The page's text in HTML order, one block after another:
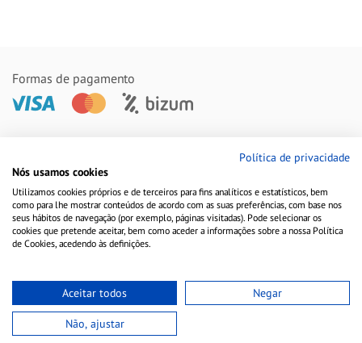
Formas de pagamento
Aviso Legal Política de Cookies
Política de privacidade
Nós usamos cookies
Utilizamos cookies próprios e de terceiros para fins analíticos e estatísticos, bem
como para lhe mostrar conteúdos de acordo com as suas preferências, com base nos
seus hábitos de navegação (por exemplo, páginas visitadas). Pode selecionar os
cookies que pretende aceitar, bem como aceder a informações sobre a nossa Política
de Cookies, acedendo às definições.
Aceitar todos Negar
Não, ajustar